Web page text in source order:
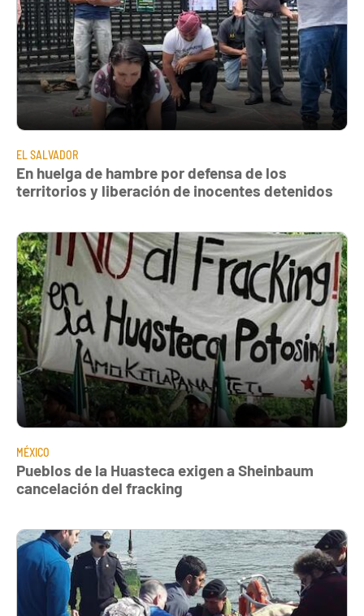
EL SALVADOR
En huelga de hambre por defensa de los
territorios y liberación de inocentes detenidos
MÉXICO
Pueblos de la Huasteca exigen a Sheinbaum
cancelación del fracking